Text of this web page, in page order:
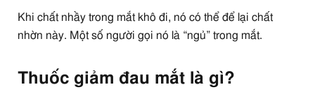
Khi chất nhầy trong mắt khô đi, nó có thể để lại chất
nhờn này. Một số người gọi nó là “ngủ” trong mắt.
Thuốc giảm đau mắt là gì?